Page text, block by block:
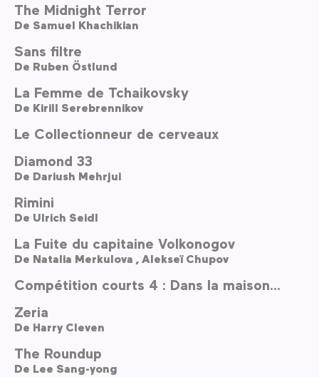
The Midnight Terror
De Samuel Khachikian
Sans filtre
De Ruben Östlund
La Femme de Tchaikovsky
De Kirill Serebrennikov
Le Collectionneur de cerveaux
Diamond 33
De Dariush Mehrjui
Rimini
De Ulrich Seidl
La Fuite du capitaine Volkonogov
De Natalia Merkulova , Alekseï Chupov
Compétition courts 4 : Dans la maison...
Zeria
De Harry Cleven
The Roundup
De Lee Sang-yong